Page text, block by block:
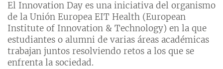
El Innovation Day es una iniciativa del organismo
de la Unión Europea EIT Health (European
Institute of Innovation & Technology) en la que
estudiantes o alumni de varias áreas académicas
trabajan juntos resolviendo retos a los que se
enfrenta la sociedad.